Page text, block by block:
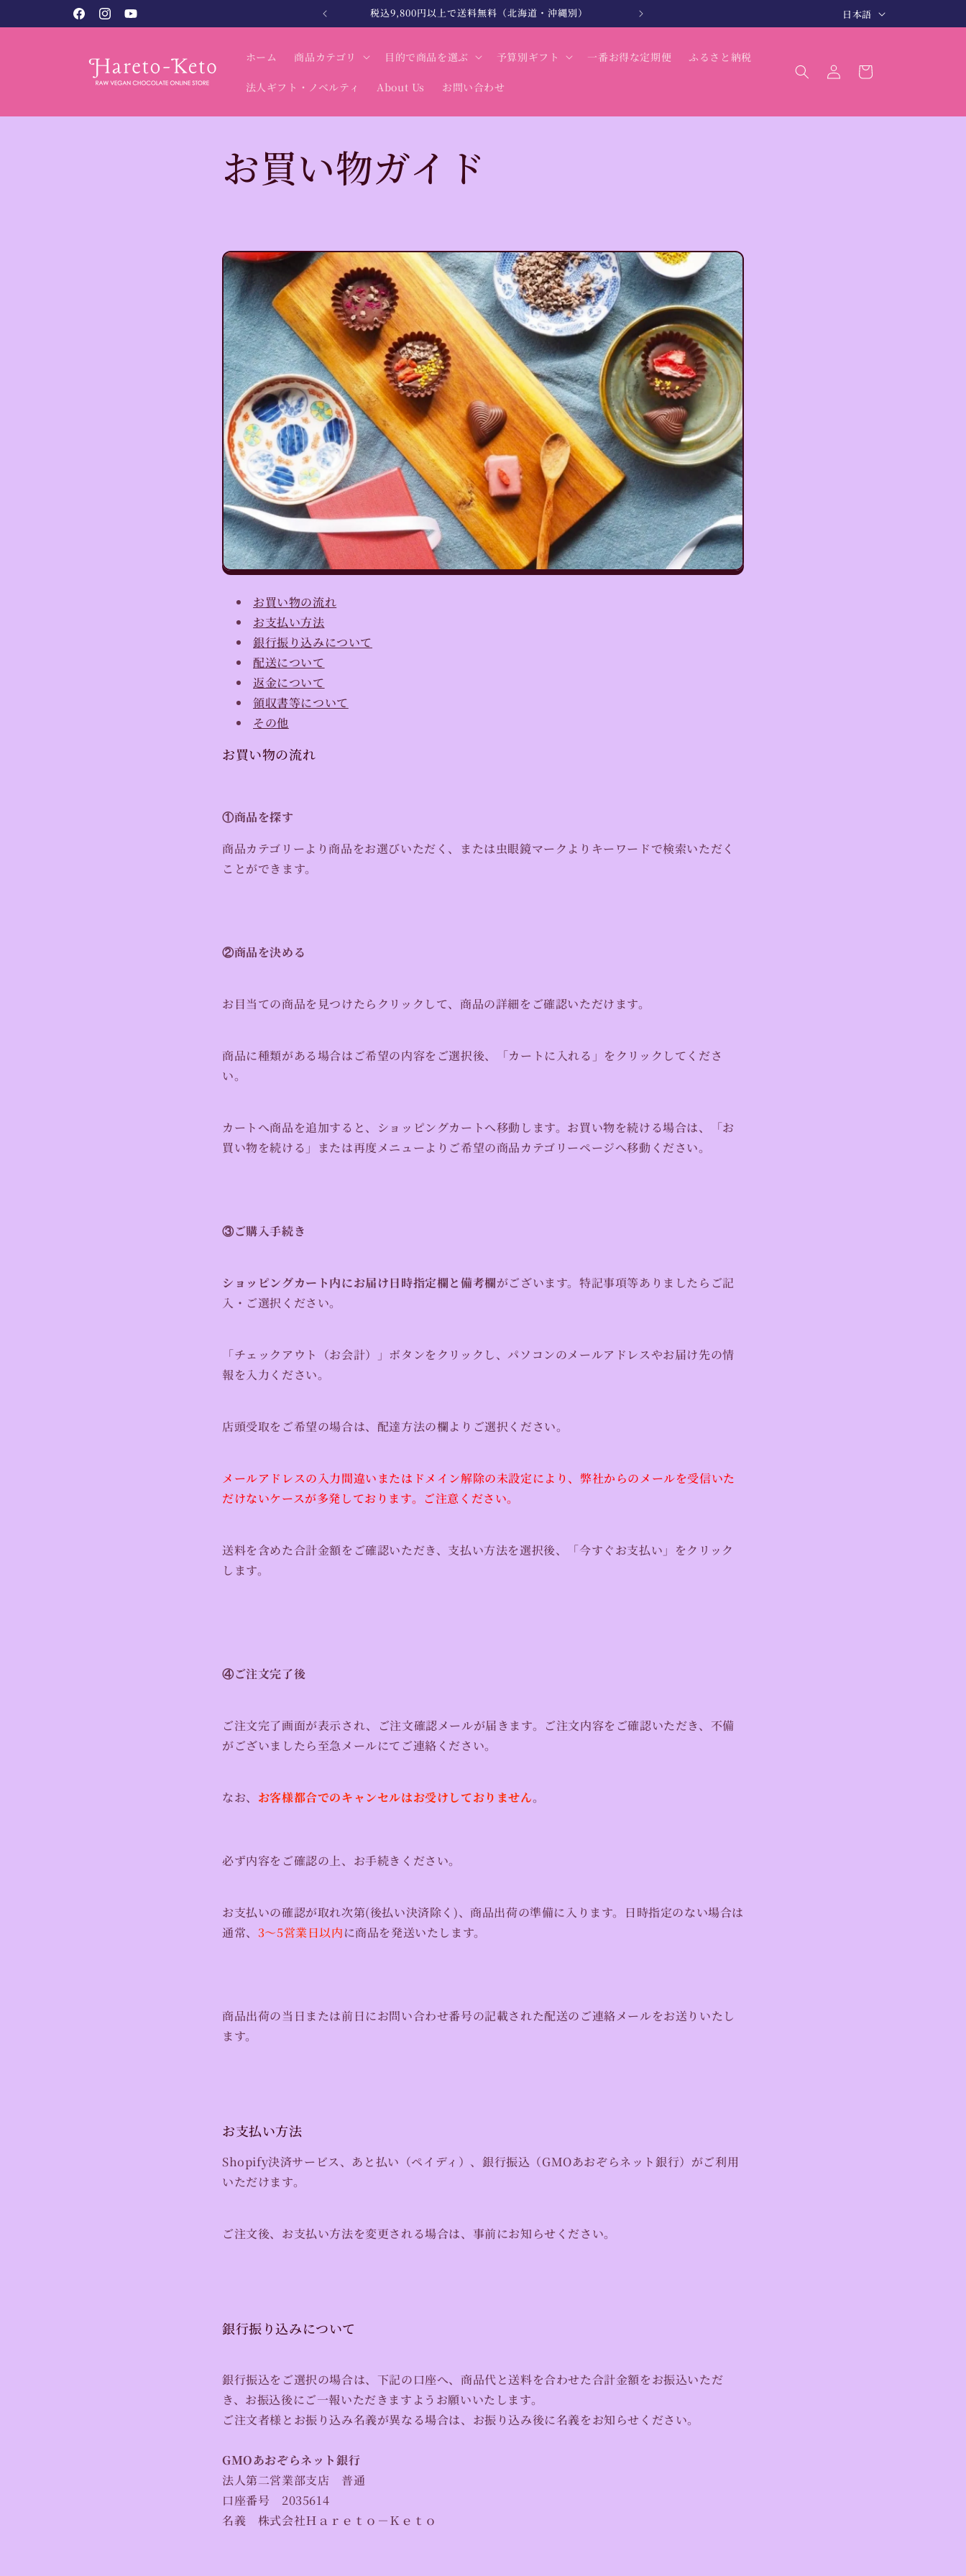
FacebookInstagram
YouTube
ヴィーガンスイーツ専門店 / ハレとケと。 税込9,800円以上で送料無料（北海道・沖縄別）
言
語
日本語
ホーム 商品カテゴリ 目的で商品を選ぶ 予算別ギフト 一番お得な定期便 ふるさと納税
法人ギフト・ノベルティ About Us お問い合わせ
グ
イ
ー
お買い物ガイド
お買い物の流れ
お支払い方法
銀行振り込みについて
配送について
返金について
領収書等について
その他
お買い物の流れ
①商品を探す
商品カテゴリーより商品をお選びいただく、または虫眼鏡マークよりキーワードで検索いただく
ことができます。
②商品を決める
お目当ての商品を見つけたらクリックして、商品の詳細をご確認いただけます。
商品に種類がある場合はご希望の内容をご選択後、「カートに入れる」をクリックしてくださ
い。
カートへ商品を追加すると、ショッピングカートへ移動します。お買い物を続ける場合は、「お
買い物を続ける」または再度メニューよりご希望の商品カテゴリーページへ移動ください。
③ご購入手続き
ショッピングカート内にお届け日時指定欄と備考欄がございます。特記事項等ありましたらご記
入・ご選択ください。
「チェックアウト（お会計）」ボタンをクリックし、パソコンのメールアドレスやお届け先の情
報を入力ください。
店頭受取をご希望の場合は、配達方法の欄よりご選択ください。
メールアドレスの入力間違いまたはドメイン解除の未設定により、弊社からのメールを受信いた
だけないケースが多発しております。ご注意ください。
送料を含めた合計金額をご確認いただき、支払い方法を選択後、「今すぐお支払い」をクリック
します。
④ご注文完了後
ご注文完了画面が表示され、ご注文確認メールが届きます。ご注文内容をご確認いただき、不備
がございましたら至急メールにてご連絡ください。
なお、 お客様都合でのキャンセルはお受けしておりません。
必ず内容をご確認の上、お手続きください。
お支払いの確認が取れ次第(後払い決済除く)、商品出荷の準備に入ります。日時指定のない場合は
通常、 3〜5営業日以内に商品を発送いたします。
商品出荷の当日または前日にお問い合わせ番号の記載された配送のご連絡メールをお送りいたし
ます。
お支払い方法
Shopify決済サービス、 あと払い（ペイディ） 、銀行振込（GMOあおぞらネット銀行） がご利用
いただけます。
ご注文後、お支払い方法を変更される場合は、事前にお知らせください。
銀行振り込みについて
銀行振込をご選択の場合は、下記の口座へ、商品代と送料を合わせた合計金額をお振込いただ
き、お振込後にご一報いただきますようお願いいたします。
ご注文者様とお振り込み名義が異なる場合は、お振り込み後に名義をお知らせください。
GMOあおぞらネット銀行
法人第二営業部支店 普通
口座番号 2035614
名義 株式会社Ｈａｒｅｔｏ－Ｋｅｔｏ